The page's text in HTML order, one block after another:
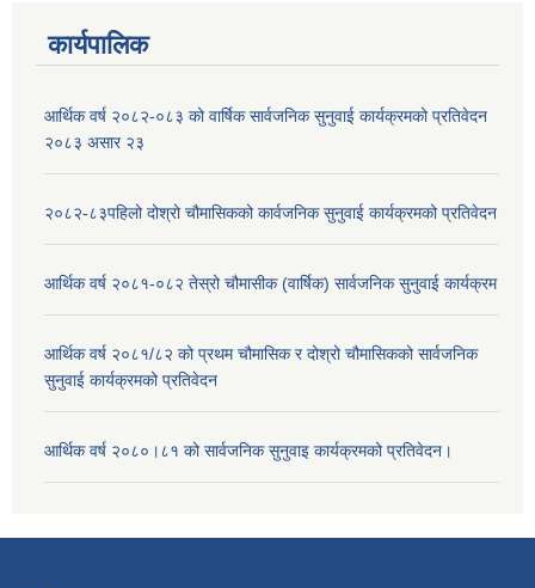
कार्यपालिक
आर्थिक वर्ष २०८२-०८३ को वार्षिक सार्वजनिक सुनुवाई कार्यक्रमको प्रतिवेदन
२०८३ असार २३
२०८२-८३पहिलो दोश्रो चौमासिकको कार्वजनिक सुनुवाई कार्यक्रमको प्रतिवेदन
आर्थिक वर्ष २०८१-०८२ तेस्रो चौमासीक (वार्षिक) सार्वजनिक सुनुवाई कार्यक्रम
आर्थिक वर्ष २०८१/८२ को प्रथम चौमासिक र दोश्रो चौमासिकको सार्वजनिक
सुनुवाई कार्यक्रमको प्रतिवेदन
आर्थिक वर्ष २०८०।८१ को सार्वजनिक सुनुवाइ कार्यक्रमको प्रतिवेदन।